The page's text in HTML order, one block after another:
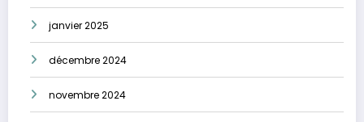
janvier 2025
décembre 2024
novembre 2024